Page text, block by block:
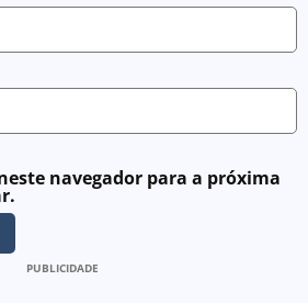
navegador para a próxima
PUBLICIDADE